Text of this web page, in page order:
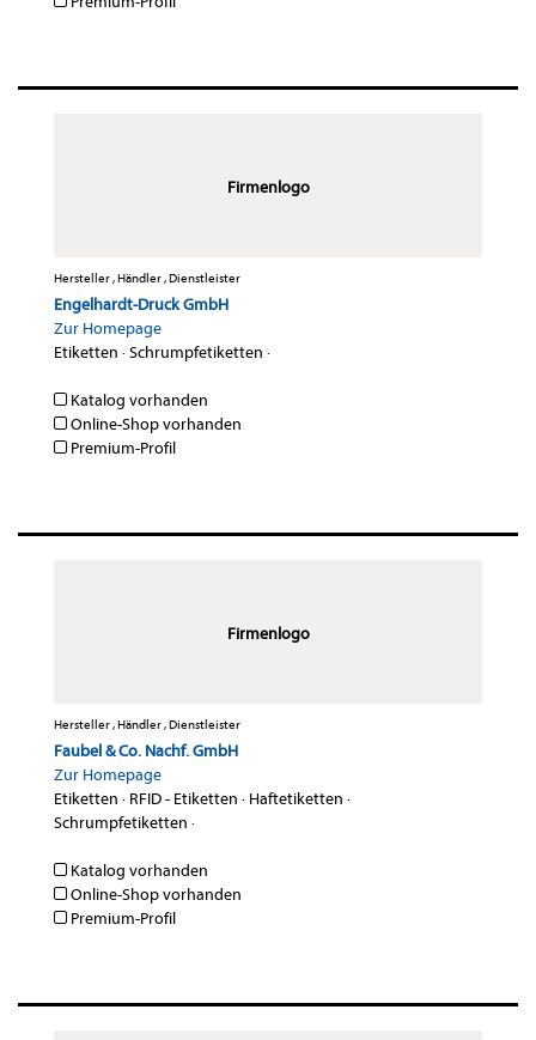
Firmenlogo
Hersteller , Händler , Dienstleister
Engelhardt-Druck GmbH
Zur Homepage
Etiketten ·Schrumpfetiketten ·
Katalog vorhanden
Online-Shop vorhanden
Premium-Profil
Firmenlogo
Hersteller , Händler , Dienstleister
Faubel & Co. Nachf. GmbH
Zur Homepage
Etiketten · RFID - Etiketten · Haftetiketten ·
Schrumpfetiketten ·
Katalog vorhanden
Online-Shop vorhanden
Premium-Profil